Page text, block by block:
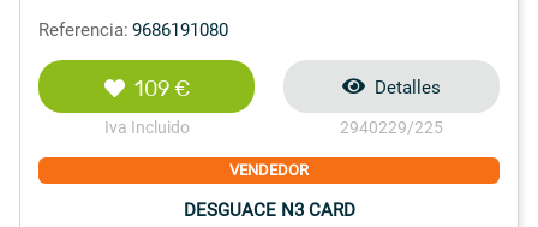
Referencia: 9686191080
109 €
Iva Incluido
Detalles
2940229/225
VENDEDOR
DESGUACE N3 CARD